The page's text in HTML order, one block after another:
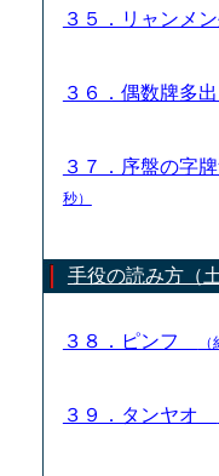
３５．リャンメ
３６．偶数牌多
３７．序盤の字
秒）
手役の読み方（
３８．ピンフ
３９．タンヤオ